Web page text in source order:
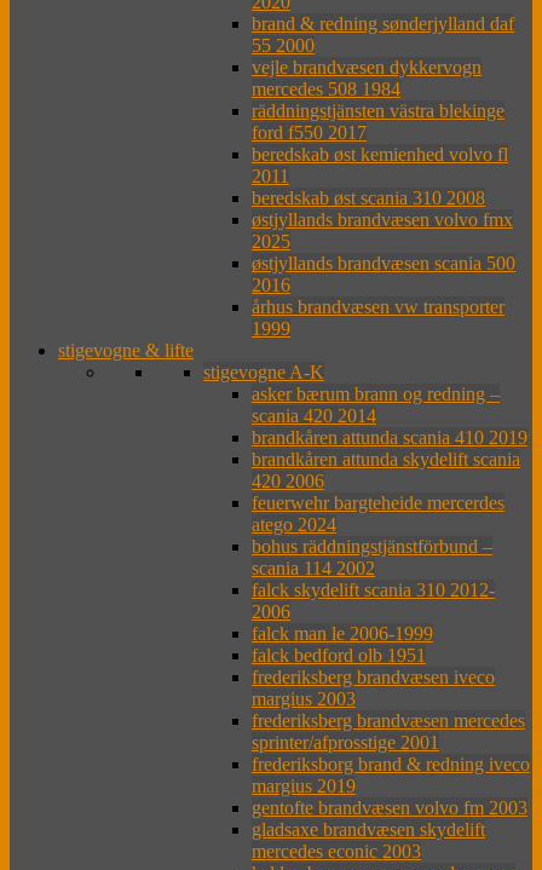
brand & redning sønderjylland daf
55 2000
vejle brandvæsen dykkervogn
mercedes 508 1984
räddningstjänsten västra blekinge
ford f550 2017
beredskab øst kemienhed volvo fl
2011
beredskab øst scania 310 2008
østjyllands brandvæsen volvo fmx
2025
østjyllands brandvæsen scania 500
2016
århus brandvæsen vw transporter
1999
stigevogne & lifte
stigevogne A-K
asker bærum brann og redning –
scania 420 2014
brandkåren attunda scania 410 2019
brandkåren attunda skydelift scania
420 2006
feuerwehr bargteheide mercerdes
atego 2024
bohus räddningstjänstförbund –
scania 114 2002
falck skydelift scania 310 2012-
2006
falck man le 2006-1999
falck bedford olb 1951
frederiksberg brandvæsen iveco
margius 2003
frederiksberg brandvæsen mercedes
sprinter/afprosstige 2001
frederiksborg brand & redning iveco
margius 2019
gentofte brandvæsen volvo fm 2003
gladsaxe brandvæsen skydelift
mercedes econic 2003